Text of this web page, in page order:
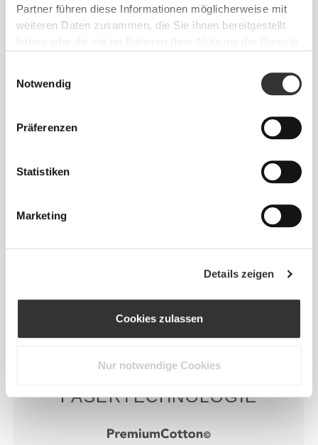
Partner führen diese Informationen möglicherweise mit
weiteren Daten zusammen, die Sie ihnen bereitgestellt
Notwendig
Präferenzen
Statistiken
Marketing
Details zeigen
Cookies zulassen
Nur notwendige Cookies
Extrem weiche und leichte Premium-Baumwolle,
AKTIV KOMFORTABEL
FASERTECHNOLOGIE